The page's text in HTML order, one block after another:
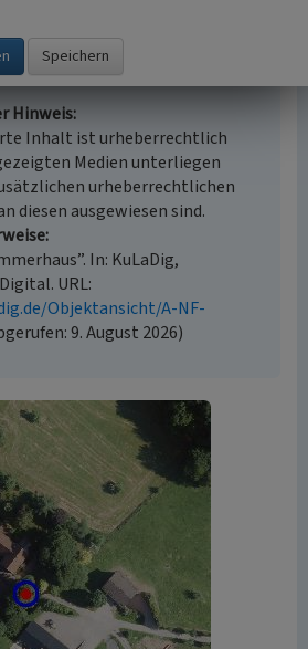
Hinweis
Inhalt ist urheberrechtlich
Medien unterliegen
urheberrechtlichen
diesen ausgewiesen sind.
In: KuLaDig,
URL:
Objektansicht/A-NF-
9. August 2026)